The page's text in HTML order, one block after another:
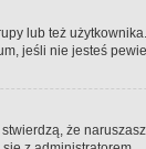
lub też
jeśli nie jesteś
że